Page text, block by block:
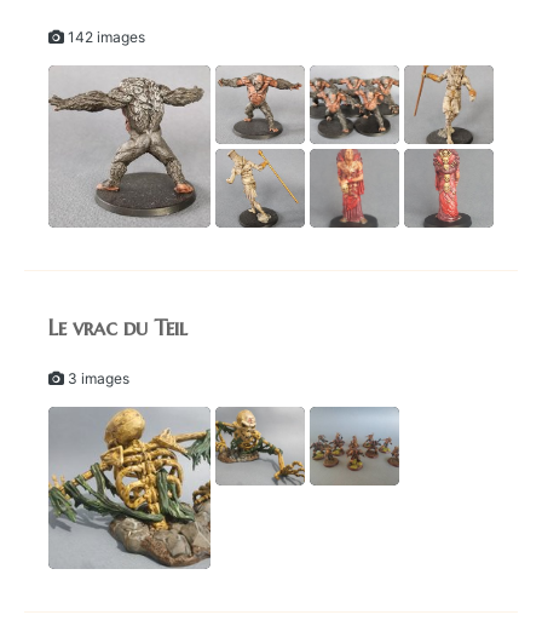
142 images
Le vrac du Teil
3 images